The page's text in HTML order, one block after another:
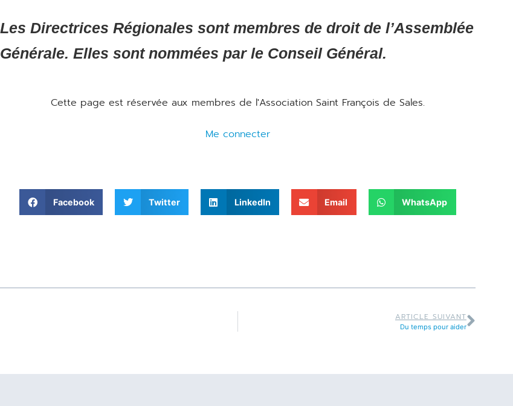
Les Directrices Régionales sont membres de droit de l’Assemblée
Générale. Elles sont nommées par le Conseil Général.
Cette page est réservée aux membres de l'Association Saint François de Sales.
Me connecter
Facebook Twitter LinkedIn Email WhatsApp
ARTICLE SUIVANT
Du temps pour aider